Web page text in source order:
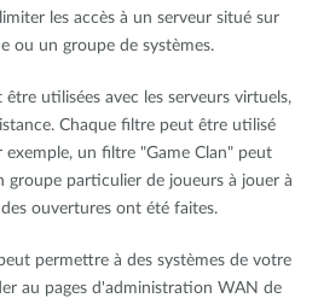
les accès à un serveur situé sur
ou un groupe de systèmes.
être utilisées avec les serveurs virtuels,
Chaque filtre peut être utilisé
un filtre "Game Clan" peut
groupe particulier de joueurs à jouer à
ouvertures ont été faites.
permettre à des systèmes de votre
au pages d'administration WAN de